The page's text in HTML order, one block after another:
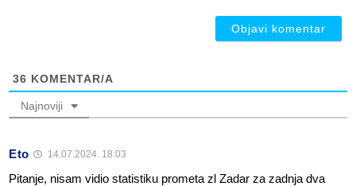
36 KOMENTAR/A
Najnoviji
Eto 14.07.2024. 18:03
Pitanje, nisam vidio statistiku prometa zl Zadar za zadnja dva